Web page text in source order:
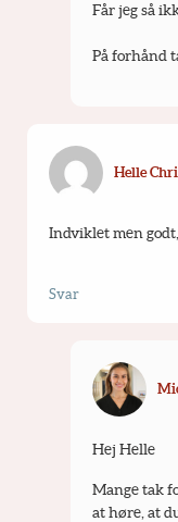
Får jeg så
På forhånd
Helle
Indviklet men
Svar
Hej Helle
Mange tak
at høre, at